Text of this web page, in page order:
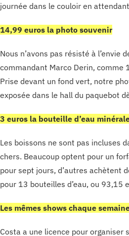
journée dans le couloir en
14,99 euros la photo souvenir
Nous n’avons pas résisté à l’envie
commandant Marco Derin, comme
Prise devant un fond vert, notre
exposée dans le hall du paquebot
3 euros la bouteille d’eau
Les boissons ne sont pas incluses
chers. Beaucoup optent pour un
pour sept jours, d’autres achètent
pour 13 bouteilles d’eau, ou 93,15
Les mêmes shows chaque
Costa a une licence pour organiser